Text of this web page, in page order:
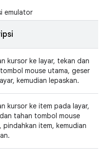
emulator
kursor ke layar, tekan dan
mouse utama, geser
kemudian lepaskan.
kursor ke item pada layar,
tahan tombol mouse
pindahkan item, kemudian